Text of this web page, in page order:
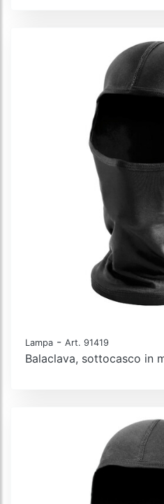
Lampa - Art. 91419
Balaclava, sottocasco in